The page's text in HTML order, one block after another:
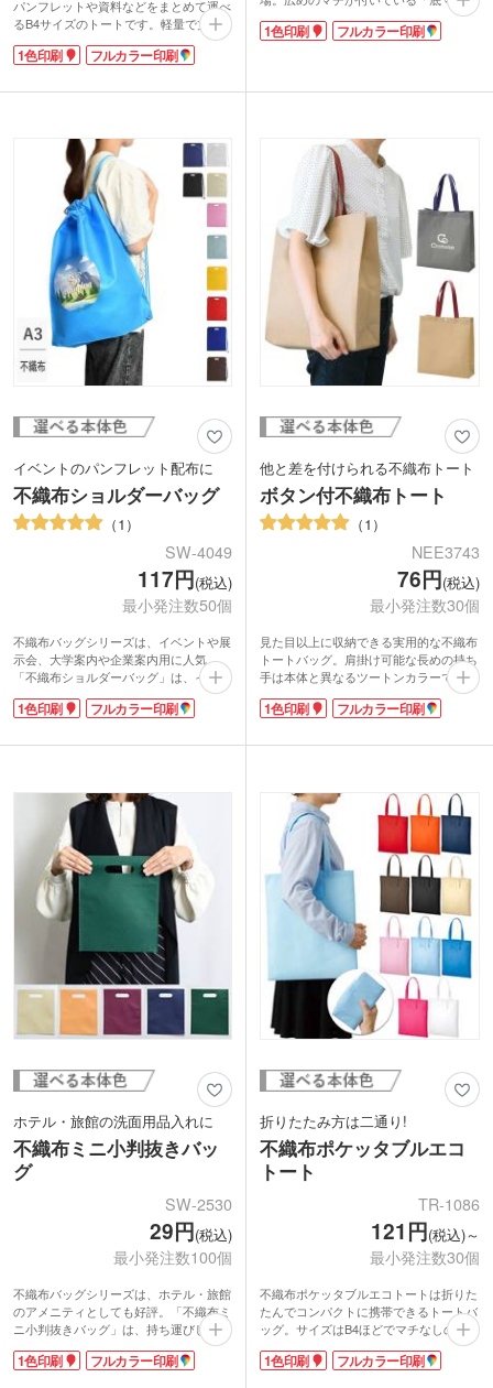
パンフレットや資料などをまとめて運べ
るB4サイズのトートです。軽量で丈
夫。展示会のチラシなどイベントの配布
用に人気があります。
ると宣伝効果バツグンで、リユース率が
1色印刷 フルカラー印刷
バッグ(船底)」なら、たっぷり入りま
す。展示会やイベント向けだけではな
1色印刷 フルカラー印刷
イベントのパンフレット配布に
不織布ショルダーバッグ
1
SW-4049
117円(税込)
最小発注数50個
不織布バッグシリーズは、イベントや展
示会、大学案内や企業案内用に人気。
「不織布ショルダーバッグ」は、イベン
トでの配布用やキャラクターバッグにも
使えるデザイン。手さげにもショルダー
潔感のあるホワイト、ビビッドなピン
った色が選べます。
1色印刷 フルカラー印刷
他と差を付けられる不織布トート
ボタン付不織布トート
1
NEE3743
76円(税込)
最小発注数30個
見た目以上に収納できる実用的な不織布
トートバッグ。肩掛け可能な長めの持ち
手は本体と異なるツートンカラーでおし
ゃれ感アップ。中身の飛び出しを防ぐボ
タン付きで安心。マチありなので、セミ
料やノベルティを入れるのに最適。使い
です。
1色やフルカラーで広範囲に名入れが可
能。社名やロゴを入れたオリジナルバッ
グは目立つこと間違いなしです。
1色印刷 フルカラー印刷
ホテル・旅館の洗面用品入れに
不織布ミニ小判抜きバッ
グ
SW-2530
29円(税込)
最小発注数100個
不織布バッグシリーズは、ホテル・旅館
のアメニティとしても好評。「不織布ミ
ニ小判抜きバッグ」は、持ち運びしやす
い小判抜きタイプのデザイン。洗面用品
や濡れたタオルの持ち運びに便利です。
1色印刷 フルカラー印刷
折りたたみ方は二通り!
不織布ポケッタブルエコ
トート
TR-1086
121円(税込)～
最小発注数30個
不織布ポケッタブルエコトートは折りた
たんでコンパクトに携帯できるトートバ
ッグ。サイズはB4ほどでマチなしのフラ
ットタイプです。分厚めのカタログを入
れても持ち歩きやすい、長めの持ち手。
1色印刷 フルカラー印刷